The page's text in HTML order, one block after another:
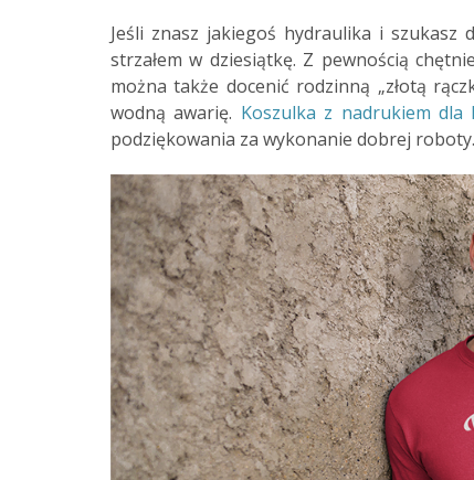
Jeśli znasz jakiegoś hydraulika i
strzałem w dziesiątkę. Z pewnością
można także docenić rodzinną „złotą
wodną awarię. Koszulka z nadrukiem dla
podziękowania za wykonanie dobrej roboty.